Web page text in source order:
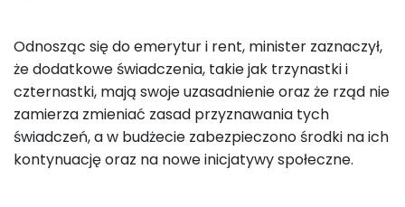
Odnosząc się do emerytur i rent, minister zaznaczył,
że dodatkowe świadczenia, takie jak trzynastki i
czternastki, mają swoje uzasadnienie oraz że rząd nie
zamierza zmieniać zasad przyznawania tych
świadczeń, a w budżecie zabezpieczono środki na ich
kontynuację oraz na nowe inicjatywy społeczne.